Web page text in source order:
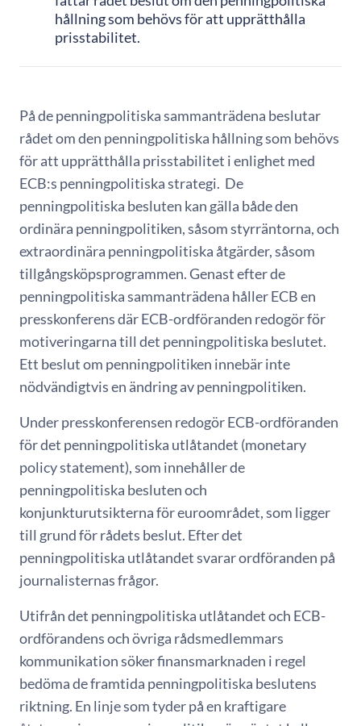
hållning som behövs för att upprätthålla
prisstabilitet.
På de penningpolitiska sammanträdena beslutar
rådet om den penningpolitiska hållning som behövs
för att upprätthålla prisstabilitet i enlighet med
ECB:s penningpolitiska strategi. De
penningpolitiska besluten kan gälla både den
ordinära penningpolitiken, såsom styrräntorna, och
extraordinära penningpolitiska åtgärder, såsom
tillgångsköpsprogrammen. Genast efter de
penningpolitiska sammanträdena håller ECB en
presskonferens där ECB-ordföranden redogör för
motiveringarna till det penningpolitiska beslutet.
Ett beslut om penningpolitiken innebär inte
nödvändigtvis en ändring av penningpolitiken.
Under presskonferensen redogör ECB-ordföranden
för det penningpolitiska utlåtandet (monetary
policy statement), som innehåller de
penningpolitiska besluten och
konjunkturutsikterna för euroområdet, som ligger
till grund för rådets beslut. Efter det
penningpolitiska utlåtandet svarar ordföranden på
journalisternas frågor.
Utifrån det penningpolitiska utlåtandet och ECB-
ordförandens och övriga rådsmedlemmars
kommunikation söker finansmarknaden i regel
bedöma de framtida penningpolitiska beslutens
riktning. En linje som tyder på en kraftigare